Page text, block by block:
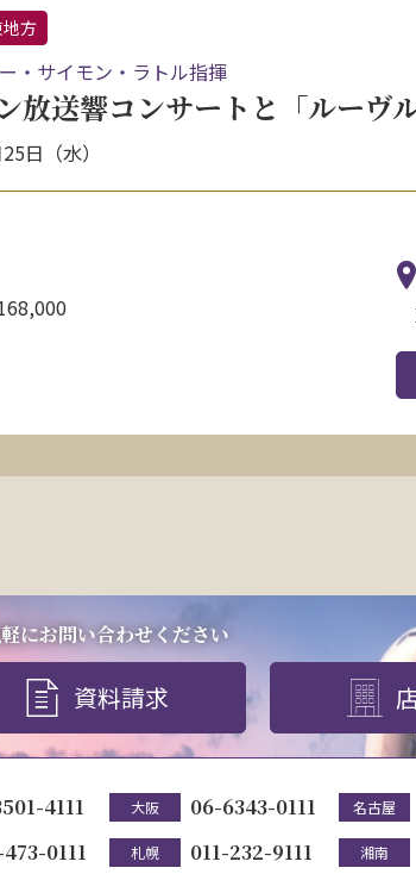
方
・サイモン・ラトル指揮
放送響コンサートと「ルーヴ
日（水）
にお問い合わせください
資料請求
4111 大阪 06-6343-0111 名古屋
0111 札幌 011-232-9111 湘南